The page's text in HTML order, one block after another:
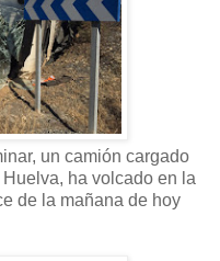
un camión cargado
ha volcado en la
de la mañana de hoy